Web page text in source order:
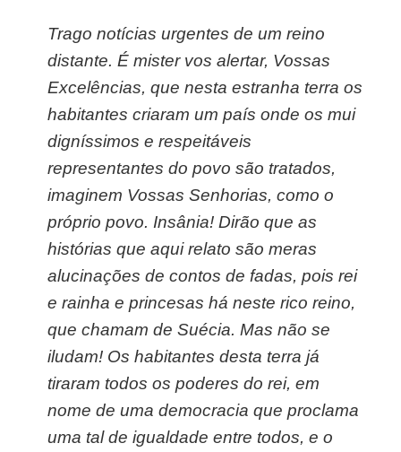
Trago notícias urgentes de um reino
distante. É mister vos alertar, Vossas
Excelências, que nesta estranha terra os
habitantes criaram um país onde os mui
digníssimos e respeitáveis
representantes do povo são tratados,
imaginem Vossas Senhorias, como o
próprio povo. Insânia! Dirão que as
histórias que aqui relato são meras
alucinações de contos de fadas, pois rei
e rainha e princesas há neste rico reino,
que chamam de Suécia. Mas não se
iludam! Os habitantes desta terra já
tiraram todos os poderes do rei, em
nome de uma democracia que proclama
uma tal de igualdade entre todos, e o